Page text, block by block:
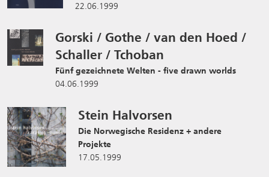
22.06.1999
Gorski / Gothe / van den Hoed /
Schaller / Tchoban
Fünf gezeichnete Welten - five drawn worlds
04.06.1999
Stein Halvorsen
Die Norwegische Residenz + andere
Projekte
17.05.1999